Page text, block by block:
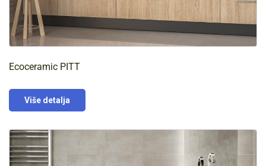
Ecoceramic PITT
Više detalja